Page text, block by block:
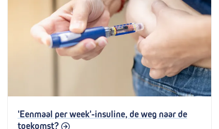
'Eenmaal per week'-insuline, de weg naar de
toekomst?